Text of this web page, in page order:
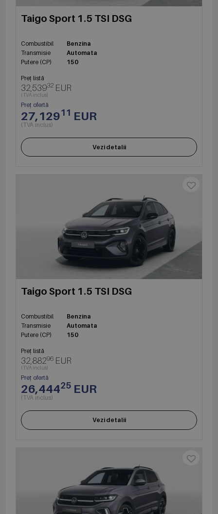
Taigo Sport 1.5 TSI DSG
Combustibil
Benzina
Transmisie
Automata
Putere (CP)
150
Preț listă
32,53932 EUR
(TVA inclus)
Preț ofertă
27,12911 EUR
(TVA inclus)
Vezi detalii
Taigo Sport 1.5 TSI DSG
Combustibil
Benzina
Transmisie
Automata
Putere (CP)
150
Preț listă
32,88296 EUR
(TVA inclus)
Preț ofertă
26,44425 EUR
(TVA inclus)
Vezi detalii